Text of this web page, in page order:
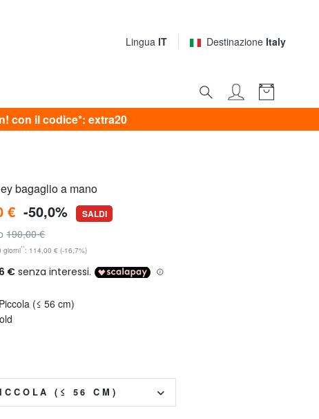
Lingua IT Destinazione Italy
con il codice*: extra20
bagaglio a mano
€ -50,0% SALDI
190,00 €
giorni**: 114,00 € (-16,7%)
(≤ 56 cm)
(≤ 56 CM)